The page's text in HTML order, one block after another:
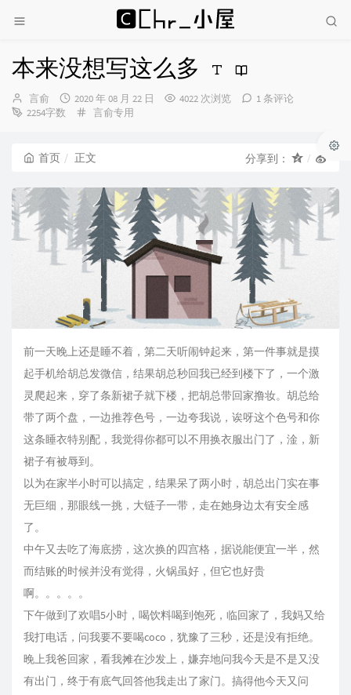
本来没想写这么多
博
主：
言俞
发
布
2020 年 08 月 22 日 4022 次浏览
1 条评论
2254字数
分
言俞专用
首页 正文 分享到：
前一天晚上还是睡不着，第二天听闹钟起来，第一件事就是摸
起手机给胡总发微信，结果胡总秒回我已经到楼下了，一个激
灵爬起来，穿了条新裙子就下楼，把胡总带回家撸妆。胡总给
带了两个盘，一边推荐色号，一边夸我说，诶呀这个色号和你
这条睡衣特别配，我觉得你都可以不用换衣服出门了，淦，新
裙子有被辱到。
以为在家半小时可以搞定，结果呆了两小时，胡总出门实在事
无巨细，那眼线一挑，大链子一带，走在她身边太有安全感
了。
中午又去吃了海底捞，这次换的四宫格，据说能便宜一半，然
而结账的时候并没有觉得，火锅虽好，但它也好贵
啊。。。。。
下午做到了欢唱5小时，喝饮料喝到饱死，临回家了，我妈又给
我打电话，问我要不要喝coco，犹豫了三秒，还是没有拒绝。
晚上我爸回家，看我摊在沙发上，嫌弃地问我今天是不是又没
有出门，终于有底气回答他我走出了家门。搞得他今天又问